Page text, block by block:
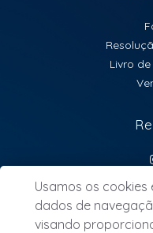
Livro
Usamos os cookies
dados de
visando